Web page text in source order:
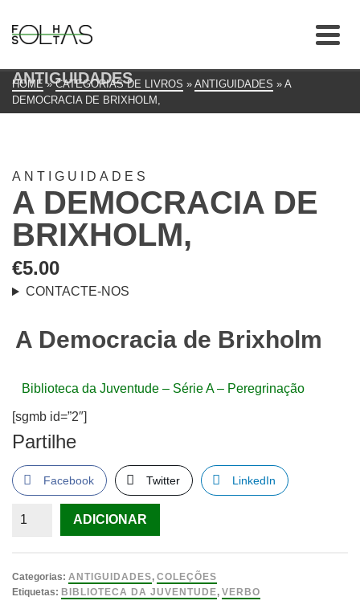
ANTIGUIDADES
HOME » CATEGORIAS DE LIVROS » ANTIGUIDADES » A
DEMOCRACIA DE BRIXHOLM,
ANTIGUIDADES
A DEMOCRACIA DE
BRIXHOLM,
€5.00
CONTACTE-NOS
A Democracia de Brixholm
Biblioteca da Juventude – Série A – Peregrinação
[sgmb id=”2″]
Partilhe
Facebook Twitter LinkedIn
Quantidade
Democracia
de
ADICIONAR
Categorias: ANTIGUIDADES, COLEÇÕES
Etiquetas: BIBLIOTECA DA JUVENTUDE, VERBO